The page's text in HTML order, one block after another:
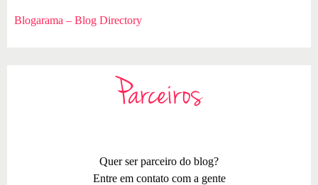
Blogarama – Blog Directory
Parceiros
Quer ser parceiro do blog?
Entre em contato com a gente